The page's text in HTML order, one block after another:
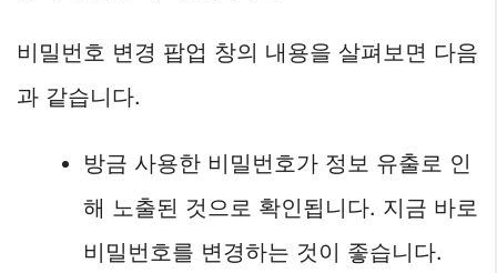
비밀번호 변경 팝업 창의 내용을 살펴보면 다음
과 같습니다.
방금 사용한 비밀번호가 정보 유출로 인
해 노출된 것으로 확인됩니다. 지금 바로
비밀번호를 변경하는 것이 좋습니다.